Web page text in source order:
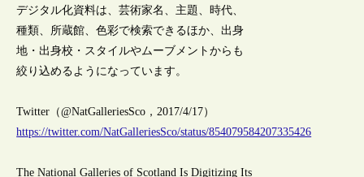
デジタル化資料は、芸術家名、主題、時代、
種類、所蔵館、色彩で検索できるほか、出身
地・出身校・スタイルやムーブメントからも
絞り込めるようになっています。
Twitter（@NatGalleriesSco，2017/4/17）
https://twitter.com/NatGalleriesSco/status/854079584207335426
The National Galleries of Scotland Is Digitizing Its